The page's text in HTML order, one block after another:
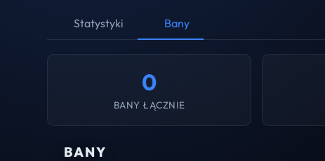
Statystyki Bany
0
BANY ŁĄCZNIE
BANY